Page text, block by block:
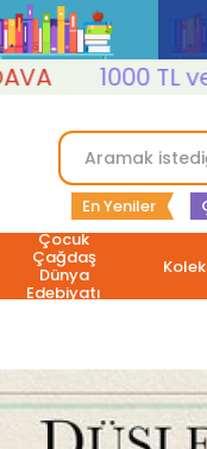
1000 TL ve
En Yeniler
Çocuk
Çağdaş
Dünya
Edebiyatı